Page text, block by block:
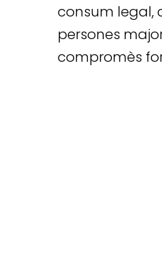
consum legal,
persones
compromès